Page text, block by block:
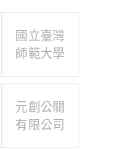
國立臺灣
師範大學
元創公關
有限公司